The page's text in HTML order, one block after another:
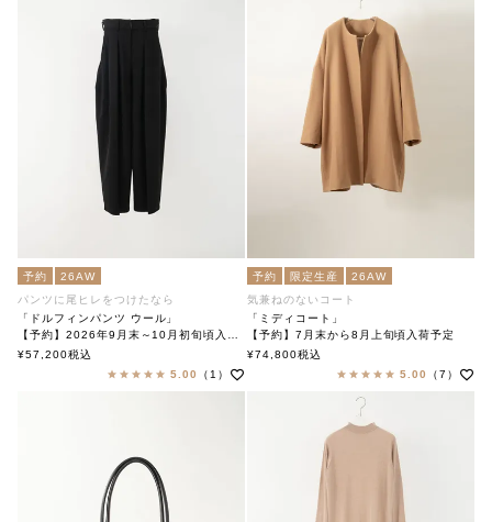
予約
26AW
パンツに尾ヒレをつけたなら
「ドルフィンパンツ ウール」
【予約】2026年9月末～10月初旬頃入荷予定
「Dolphin pants wool」
¥57,200税込
5.00
（1）
予約 限定生産
26AW
気兼ねのないコート
「ミディコート」
【予約】7月末から8月上旬頃入荷予定
「Midi Coat」
¥74,800税込
5.00
（7）